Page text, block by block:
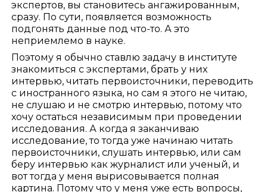
экспертов, вы становитесь ангажированным,
сразу. По сути, появляется возможность
подгонять данные под что-то. А это
неприемлемо в науке.
Поэтому я обычно ставлю задачу в институте
знакомиться с экспертами, брать у них
интервью, читать первоисточники, переводить
с иностранного языка, но сам я этого не читаю,
не слушаю и не смотрю интервью, потому что
хочу остаться независимым при проведении
исследования. А когда я заканчиваю
исследование, то тогда уже начинаю читать
первоисточники, слушать интервью, или сам
беру интервью как журналист или ученый, и
вот тогда у меня вырисовывается полная
картина. Потому что у меня уже есть вопросы,